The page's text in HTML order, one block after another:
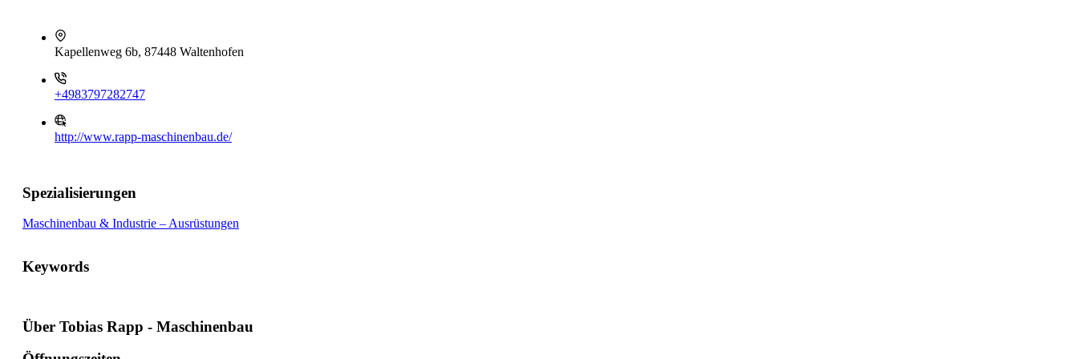
Kapellenweg 6b, 87448 Waltenhofen
+4983797282747
http://www.rapp-maschinenbau.de/
Spezialisierungen
Maschinenbau & Industrie – Ausrüstungen
Keywords
Über Tobias Rapp - Maschinenbau